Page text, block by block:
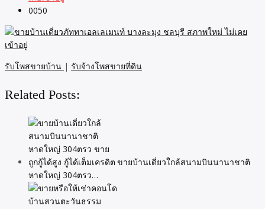
0050
รับโพสขายบ้าน | รับจ้างโพสขายที่ดิน
Related Posts:
ขายบ้านเดี่ยวใกล้สนามบินนานาชาติ
หาดใหญ่ 304ตรว…